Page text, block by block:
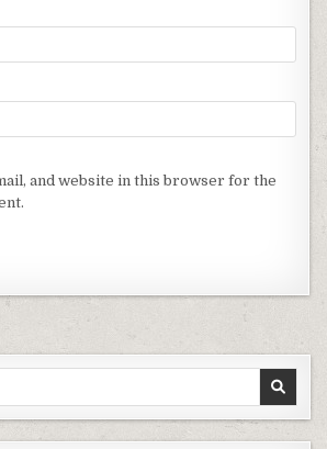
and website in this browser for the